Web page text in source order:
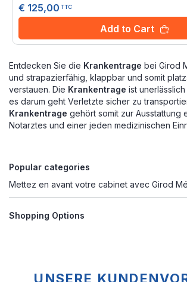
€ 125,00 TTC
Add to Cart
Entdecken Sie die Krankentrage bei Girod
und strapazierfähig, klappbar und somit
verstauen. Die Krankentrage ist
es darum geht Verletzte sicher zu
Krankentrage gehört somit zur Ausstattung
Notarztes und einer jeden medizinischen
Popular categories
Mettez en avant votre cabinet avec Girod
Shopping Options
UNSERE